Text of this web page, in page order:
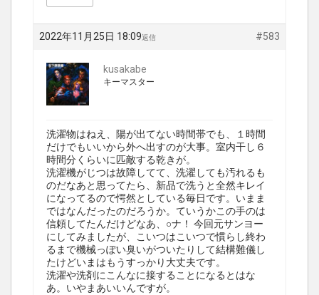
2022年11月25日 18:09 #583
返信
kusakabe
キーマスター
洗濯物はねえ、陽が出てない時間帯でも、１時間
だけでもいいから外へ出すのが大事。室内干し６
時間分くらいに匹敵する乾きが。
洗濯機がじつは故障してて、洗濯しても汚れるも
のだなあと思ってたら、新品で洗うと全然キレイ
になってるので愕然としている毎日です。いまま
ではなんだったのだろうか。ていうかこの手のは
信頼してたんだけどなあ、○ナ！ 今回元サンヨー
にしてみましたが、こいつはこいつで慣らし終わ
るまで機械っぽい臭いがついたりして結構難儀し
たけどいまはもうすっかり大丈夫です。
洗濯や洗剤にこんなに接することになるとはな
あ。いやまあいいんですが。